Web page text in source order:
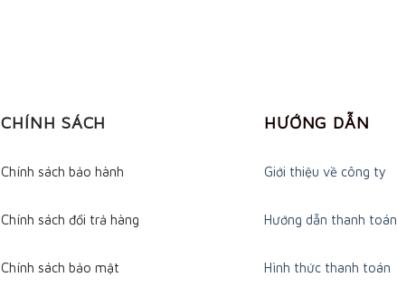
CHÍNH SÁCH
Chính sách bảo hành
Chính sách đổi trả hàng
Chính sách bảo mật
HƯỚNG DẪN
Giới thiệu về công ty
Hướng dẫn thanh toán
Hình thức thanh toán